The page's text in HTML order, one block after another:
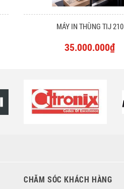
MÁY IN THÙNG TIJ 210
35.000.000₫
CHĂM SÓC KHÁCH HÀNG